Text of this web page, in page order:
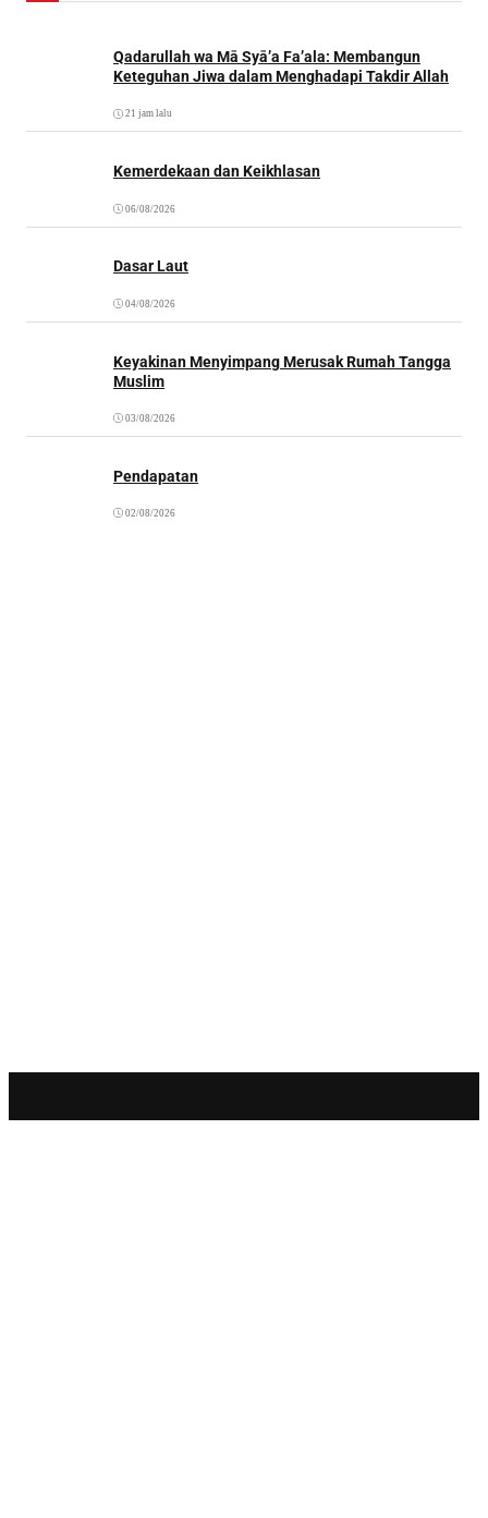
Qadarullah wa Mā Syā’a Fa’ala: Membangun
Keteguhan Jiwa dalam Menghadapi Takdir Allah
21 jam lalu
Kemerdekaan dan Keikhlasan
06/08/2026
Dasar Laut
04/08/2026
Keyakinan Menyimpang Merusak Rumah Tangga
Muslim
03/08/2026
Pendapatan
02/08/2026